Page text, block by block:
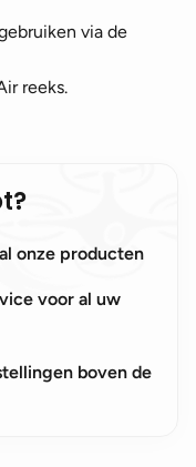
via de
reeks.
onze producten
voor al uw
boven de